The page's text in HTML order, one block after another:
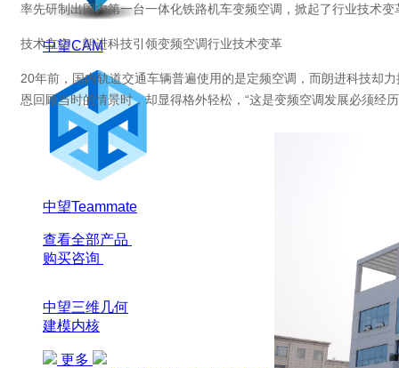
中望CAM
中望Teammate
查看全部产品
购买咨询
中望三维几何
建模内核
更多
率先研制出国内第一台一体化铁路机车变频空调，掀起了行业技术
技术立企，朗进科技引领变频空调行业技术变革
20年前，国内轨道交通车辆普遍使用的是定频空调，而朗进科技却
恩回顾当时的情景时，却显得格外轻松，“这是变频空调发展必须经